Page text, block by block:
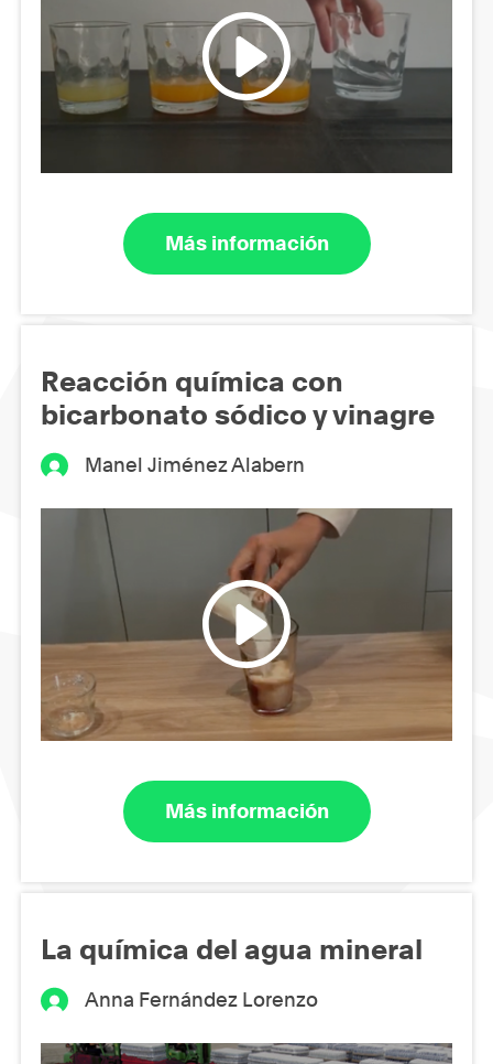
Más información
Reacción química con
bicarbonato sódico y vinagre
Manel Jiménez Alabern
Más información
La química del agua mineral
Anna Fernández Lorenzo